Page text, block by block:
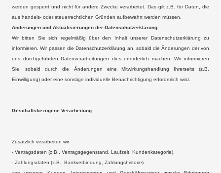
werden gesperrt und nicht für andere Zwecke verarbeitet. Das gilt z.B. für Daten, die
aus handels- oder steuerrechtlichen Gründen aufbewahrt werden müssen.
Änderungen und Aktualisierungen der Datenschutzerklärung
Wir bitten Sie sich regelmäßig über den Inhalt unserer Datenschutzerklärung zu
informieren. Wir passen die Datenschutzerklärung an, sobald die Änderungen der von
uns durchgeführten Datenverarbeitungen dies erforderlich machen. Wir informieren
Sie, sobald durch die Änderungen eine Mitwirkungshandlung Ihrerseits (z.B.
Einwilligung) oder eine sonstige individuelle Benachrichtigung erforderlich wird.
Geschäftsbezogene Verarbeitung
Zusätzlich verarbeiten wir
- Vertragsdaten (z.B., Vertragsgegenstand, Laufzeit, Kundenkategorie).
- Zahlungsdaten (z.B., Bankverbindung, Zahlungshistorie)